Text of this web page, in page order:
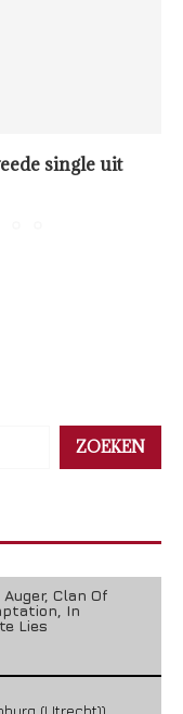
single uit
ZOEKEN
Clan Of
In
Lies
(Utrecht))